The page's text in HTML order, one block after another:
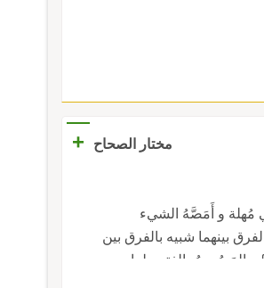
مختار الصحاح
+
و أَمَصَّهُ الشيء
بينهما شبيه بالفرق بين
المَصُوصُ بالفتح طعام